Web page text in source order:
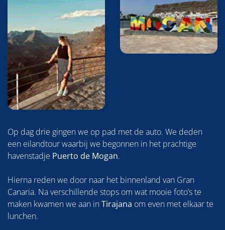
Op dag drie gingen we op pad met de auto. We deden
een eilandtour waarbij we begonnen in het prachtige
havenstadje Puerto de Mogan.
Hierna reden we door naar het binnenland van Gran
Canaria. Na verschillende stops om wat mooie foto’s te
maken kwamen we aan inTirajana om even met elkaar te
lunchen.